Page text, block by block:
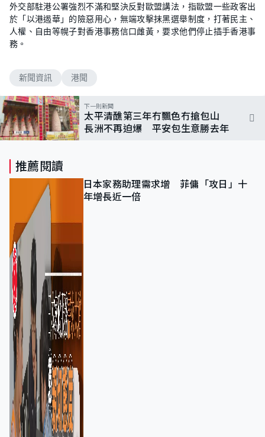
外交部駐港公署強烈不滿和堅決反對歐盟講法，指歐盟一些政客出
於「以港遏華」的險惡用心，無端攻擊抹黑選舉制度，打著民主、
人權、自由等幌子對香港事務信口雌黃，要求他們停止插手香港事
務。
新聞資訊 港聞
下一則新聞
太平清醮第三年冇飄色冇搶包山
長洲不再迫爆 平安包生意勝去年
推薦閱讀
日本家務助理需求增 菲傭「攻日」十
年增長近一倍